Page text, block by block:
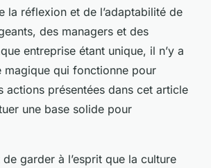
la réflexion et de l’adaptabilité de
des managers et des
entreprise étant unique, il n’y a
magique qui fonctionne pour
actions présentées dans cet article
une base solide pour
garder à l’esprit que la culture